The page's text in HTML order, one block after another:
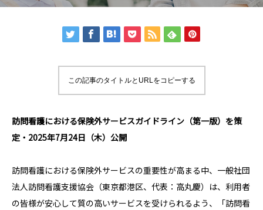
この記事のタイトルとURLをコピーする
訪問看護における保険外サービスガイドライン（第一版）を策
定・2025年7月24日（木）公開
訪問看護における保険外サービスの重要性が高まる中、一般社団
法人訪問看護支援協会（東京都港区、代表：高丸慶）は、利用者
の皆様が安心して質の高いサービスを受けられるよう、「訪問看